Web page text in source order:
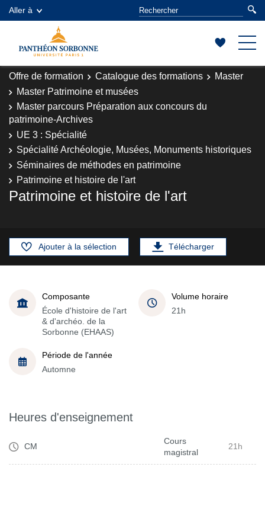
Aller à
Offre de formation Catalogue des formations
Master
Master Patrimoine et musées
Master parcours Préparation aux concours du
patrimoine-Archives
UE 3 : Spécialité
Spécialité Archéologie, Musées, Monuments historiques
Séminaires de méthodes en patrimoine
Patrimoine et histoire de l'art
Patrimoine et histoire de l'art
Ajouter à la sélection Télécharger
Composante
École d'histoire de l'art
& d'archéo. de la
Sorbonne (EHAAS)
Volume horaire
21h
Période de l'année
Automne
Heures d'enseignement
CM
Cours
magistral
21h